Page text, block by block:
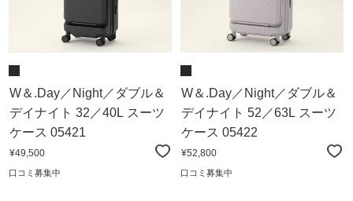
W＆.Day／Night／ダブル＆
デイナイト 32／40L スーツ
ケース 05421
¥49,500
口コミ募集中
W＆.Day／Night／ダブル＆
デイナイト 52／63L スーツ
ケース 05422
¥52,800
口コミ募集中